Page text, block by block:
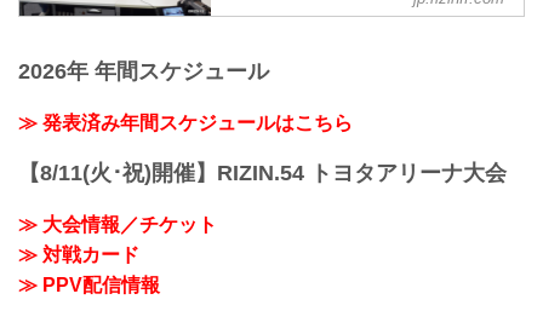
が及ぶと榊原CEOから「次の試合、いつ
それに対し浜崎は「正直、1ヶ月半は欲し
いですね。対人練習...
RIZINアンバサダーのくるみとともに番組
ると、榊原CEOが「（昨年の大晦日）あ
マネルがUFCへ行かなかったかも」と話
話が及ぶと、海が「あの試合に出ておけ
FEDERATION オフィシャルサイト
「榊原社長に呼び出されました」の
信には榊原信行CEOとRIZINアンバサダ
ーのくるみが出演。現状の状況やどんな
風に過ごしているのかなどを話した。
今回のライブ配信ではYoutubeの
2026年 年間スケジュール
≫ 発表済み年間スケジュールはこちら
【8/11(火･祝)開催】RIZIN.54 トヨタアリーナ大会
≫ 大会情報／チケット
≫ 対戦カード
≫ PPV配信情報